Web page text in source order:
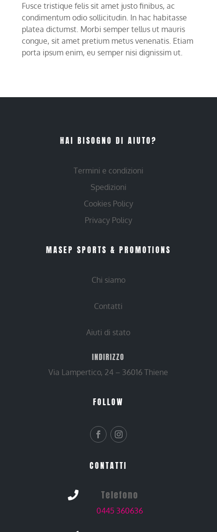
Fusce tristique felis sit amet justo finibus, ac
condimentum odio sollicitudin. In hac habitasse
platea dictumst. Morbi semper tellus ut mauris
congue, sit amet pretium metus venenatis. Etiam
porta ipsum enim, eu semper nisi dignissim ut.
HAI BISOGNO DI AIUTO?
Termini e condizioni
Spedizioni
Cookies Policy
Privacy Policy
MASEP SPORTS & PROMOTIONS
Chi siamo
Contatti
Aiuti di stato
INDIRIZZO
Via Lampertico, 24 – 36016 Thiene
FOLLOW
CONTATTI
 Telefono
0445 360636